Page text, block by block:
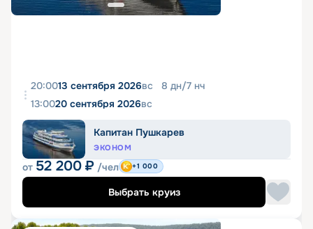
20:0013 сентября 2026вс 8 дн/7 нч
13:0020 сентября 2026вс
Капитан Пушкарев
ЭКОНОМ
от 52 200 ₽ /чел +1 000
Выбрать круиз